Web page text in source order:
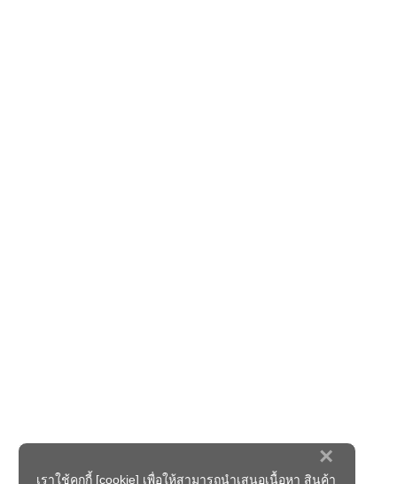
×
เราใช้คุกกี้ [cookie] เพื่อให้สามารถนำเสนอเนื้อหา สินค้า